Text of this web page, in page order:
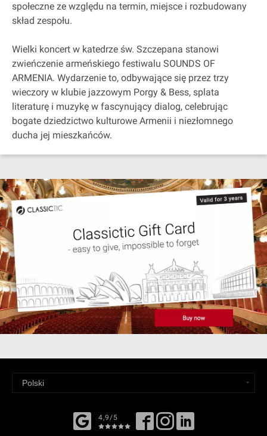
społeczne ze względu na termin, miejsce i rozbudowany
skład zespołu.
Wielki koncert w katedrze św. Szczepana stanowi
zwieńczenie armeńskiego festiwalu SOUNDS OF
ARMENIA. Wydarzenie to, odbywające się przez trzy
wieczory w klubie jazzowym Porgy & Bess, splata
literaturę i muzykę w fascynujący dialog, celebrując
bogate dziedzictwo kulturowe Armenii i niezłomnego
ducha jej mieszkańców.
4,9/5